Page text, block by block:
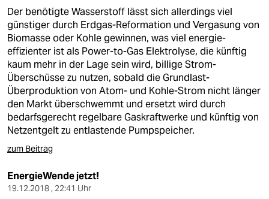
Der benötigte Wasserstoff lässt sich allerdings viel
günstiger durch Erdgas-Reformation und Vergasung von
Biomasse oder Kohle gewinnen, was viel energie-
effizienter ist als Power-to-Gas Elektrolyse, die künftig
kaum mehr in der Lage sein wird, billige Strom-
Überschüsse zu nutzen, sobald die Grundlast-
Überproduktion von Atom- und Kohle-Strom nicht länger
den Markt überschwemmt und ersetzt wird durch
bedarfsgerecht regelbare Gaskraftwerke und künftig von
Netzentgelt zu entlastende Pumpspeicher.
zum Beitrag
EnergieWende jetzt!
19.12.2018 , 22:41 Uhr